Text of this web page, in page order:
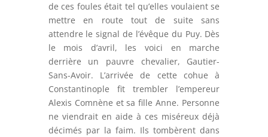
de ces foules était tel qu’elles voulaient se
mettre en route tout de suite sans
attendre le signal de l’évêque du Puy. Dès
le mois d’avril, les voici en marche
derrière un pauvre chevalier, Gautier-
Sans-Avoir. L’arrivée de cette cohue à
Constantinople fit trembler l’empereur
Alexis Comnène et sa fille Anne. Personne
ne viendrait en aide à ces miséreux déjà
décimés par la faim. Ils tombèrent dans